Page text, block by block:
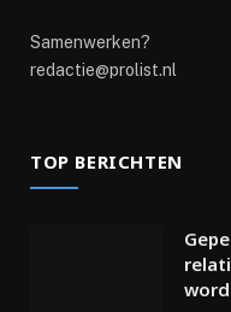
Samenwerken?
redactie@prolist.nl
TOP BERICHTEN